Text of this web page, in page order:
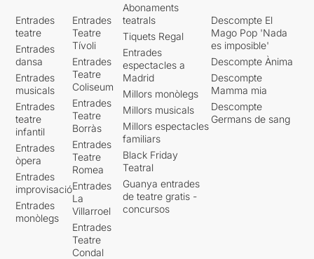
Entrades
teatre
Entrades
dansa
Entrades
musicals
Entrades
teatre
infantil
Entrades
òpera
Entrades
improvisació
Entrades
monòlegs
Entrades
Teatre
Tívoli
Entrades
Teatre
Coliseum
Entrades
Teatre
Borràs
Entrades
Teatre
Romea
Entrades
La
Villarroel
Entrades
Teatre
Condal
Abonaments
teatrals
Tiquets Regal
Entrades
espectacles a
Madrid
Millors monòlegs
Millors musicals
Millors espectacles
familiars
Black Friday
Teatral
Guanya entrades
de teatre gratis -
concursos
Descompte El
Mago Pop 'Nada
es imposible'
Descompte Ànima
Descompte
Mamma mia
Descompte
Germans de sang